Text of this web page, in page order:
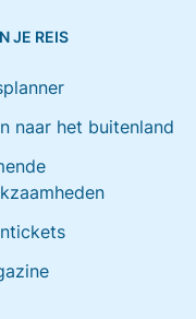
JE REIS
naar het buitenland